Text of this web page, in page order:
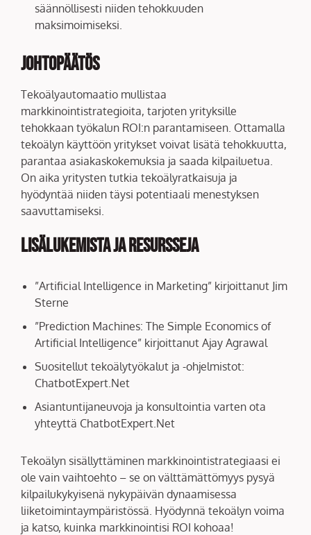
säännöllisesti niiden tehokkuuden
maksimoimiseksi.
Johtopäätös
Tekoälyautomaatio mullistaa
markkinointistrategioita, tarjoten yrityksille
tehokkaan työkalun ROI:n parantamiseen. Ottamalla
tekoälyn käyttöön yritykset voivat lisätä tehokkuutta,
parantaa asiakaskokemuksia ja saada kilpailuetua.
On aika yritysten tutkia tekoälyratkaisuja ja
hyödyntää niiden täysi potentiaali menestyksen
saavuttamiseksi.
Lisälukemista ja Resursseja
”Artificial Intelligence in Marketing” kirjoittanut Jim
Sterne
”Prediction Machines: The Simple Economics of
Artificial Intelligence” kirjoittanut Ajay Agrawal
Suositellut tekoälytyökalut ja -ohjelmistot:
ChatbotExpert.Net
Asiantuntijaneuvoja ja konsultointia varten ota
yhteyttä ChatbotExpert.Net
Tekoälyn sisällyttäminen markkinointistrategiaasi ei
ole vain vaihtoehto – se on välttämättömyys pysyä
kilpailukykyisenä nykypäivän dynaamisessa
liiketoimintaympäristössä. Hyödynnä tekoälyn voima
ja katso, kuinka markkinointisi ROI kohoaa!